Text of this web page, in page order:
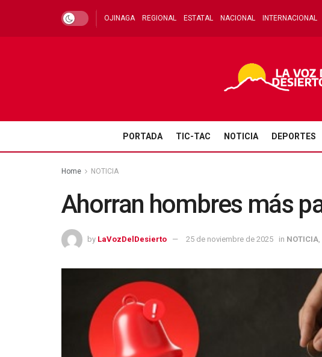
OJINAGA REGIONAL ESTATAL NACIONAL INTERNACIONAL
PORTADA TIC-TAC NOTICIA DEPORTES
Home NOTICIA
Ahorran hombres más
by LaVozDelDesierto 25 de noviembre de 2025 in NOTICIA